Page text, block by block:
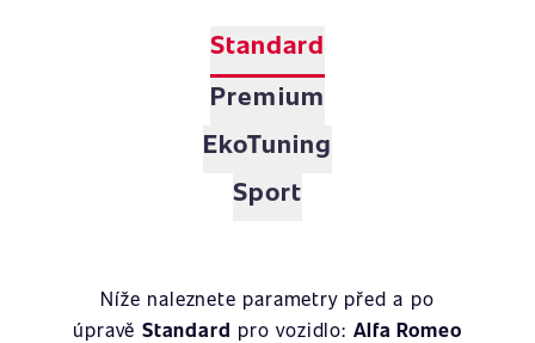
Standard
Premium
EkoTuning
Sport
Níže naleznete parametry před a po
úpravě Standard pro vozidlo: Alfa Romeo